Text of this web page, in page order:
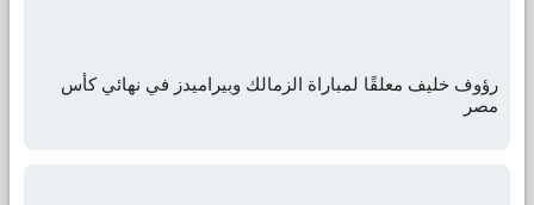
رؤوف خليف معلقًا لمباراة الزمالك وبيراميدز في نهائي كأس
مصر